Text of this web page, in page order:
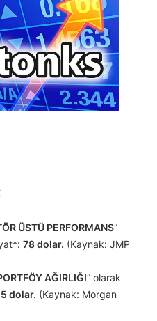
ÜSTÜ PERFORMANS”
78 dolar. (Kaynak: JMP
AĞIRLIĞI” olarak
dolar. (Kaynak: Morgan